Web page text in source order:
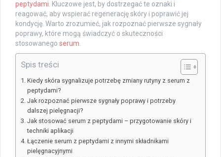
peptydami. Kluczowe jest, by dostrzegać te oznaki i
reagować, aby wspierać regenerację skóry i poprawić jej
kondycję. Warto zrozumieć, jak rozpoznać pierwsze sygnały
poprawy, które mogą świadczyć o skuteczności
stosowanego serum.
Spis treści
Kiedy skóra sygnalizuje potrzebę zmiany rutyny z serum z
peptydami?
Jak rozpoznać pierwsze sygnały poprawy i potrzeby
dalszej pielęgnacji?
Jak stosować serum z peptydami – przygotowanie skóry i
techniki aplikacji
Łączenie serum z peptydami z innymi składnikami
pielęgnacyjnymi